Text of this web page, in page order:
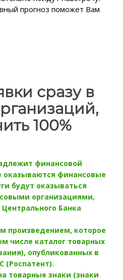
прогноз поможет Вам
сразу в
100%
финансовой
оказываются финансовые
будут оказываться
организациями,
Банка
произведением, которое
числе каталог товарных
опубликованных в
(Роспатент).
товарные знаки (знаки